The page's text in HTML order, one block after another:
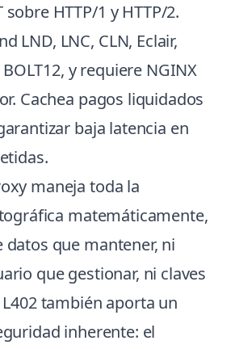
sobre HTTP/1 y HTTP/2.
LND, LNC, CLN, Eclair,
BOLT12, y requiere NGINX
Cachea pagos liquidados
baja latencia en
maneja toda la
matemáticamente,
datos que mantener, ni
que gestionar, ni claves
también aporta un
inherente: el